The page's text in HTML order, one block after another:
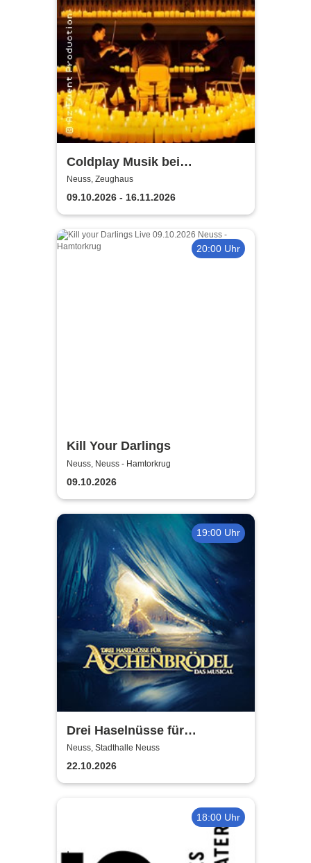
Coldplay Musik bei
Kerzenschein
Neuss, Zeughaus
09.10.2026 - 16.11.2026
20:00 Uhr
Kill Your Darlings
Neuss, Neuss - Hamtorkrug
09.10.2026
19:00 Uhr
Drei Haselnüsse für
Aschenbrödel - Das Musical
Neuss, Stadthalle Neuss
22.10.2026
18:00 Uhr